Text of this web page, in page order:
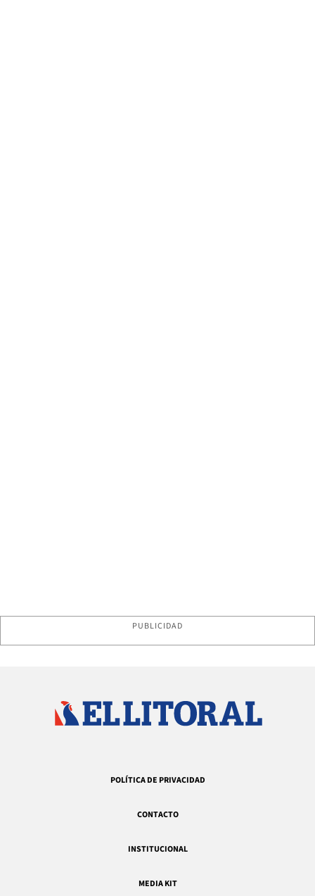
PUBLICIDAD
POLÍTICA DE PRIVACIDAD
CONTACTO
INSTITUCIONAL
MEDIA KIT